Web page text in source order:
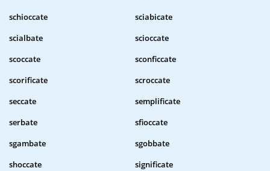
schioccate
sciabicate
scialbate
scioccate
scoccate
sconficcate
scorificate
scroccate
seccate
semplificate
serbate
sfioccate
sgambate
sgobbate
shoccate
significate